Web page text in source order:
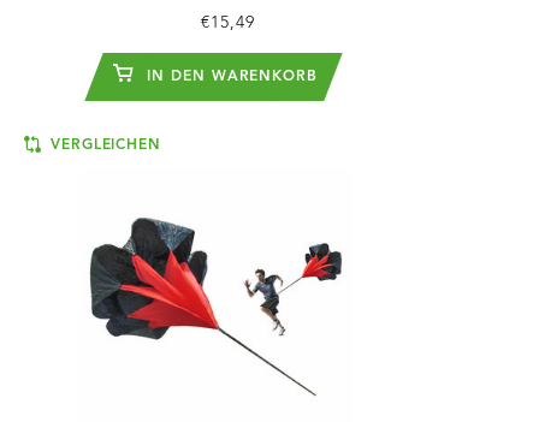
€15,49
IN DEN WARENKORB
VERGLEICHEN